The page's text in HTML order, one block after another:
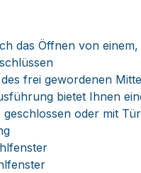
das Öffnen von einem,
frei gewordenen
bietet Ihnen
geschlossen oder mit